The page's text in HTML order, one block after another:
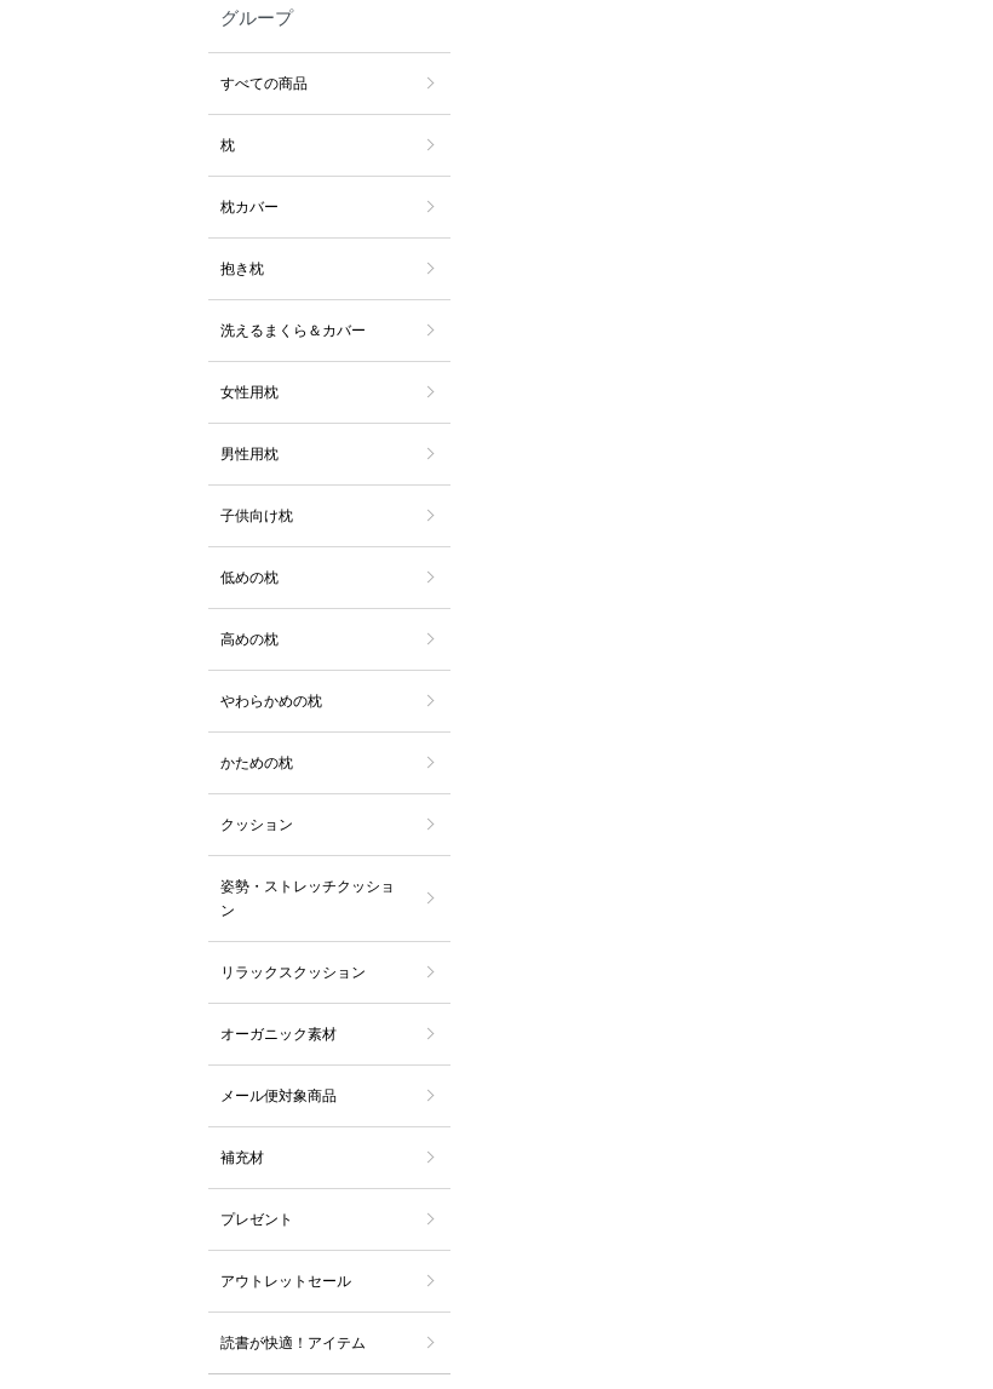
グループ
すべての商品
枕
枕カバー
抱き枕
洗えるまくら＆カバー
女性用枕
男性用枕
子供向け枕
低めの枕
高めの枕
やわらかめの枕
かための枕
クッション
姿勢・ストレッチクッショ
ン
リラックスクッション
オーガニック素材
メール便対象商品
補充材
プレゼント
アウトレットセール
読書が快適！アイテム